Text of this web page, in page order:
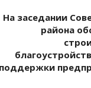
На заседании
района
поддержки